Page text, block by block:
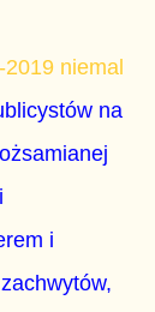
niemal
na
i